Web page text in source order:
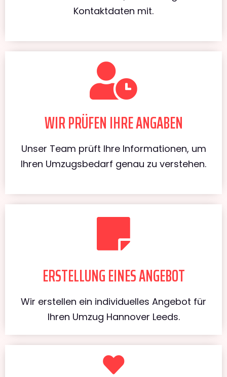
Kontaktdaten mit.
WIR PRÜFEN IHRE ANGABEN
Unser Team prüft Ihre Informationen, um
Ihren Umzugsbedarf genau zu verstehen.
ERSTELLUNG EINES ANGEBOT
Wir erstellen ein individuelles Angebot für
Ihren Umzug Hannover Leeds.